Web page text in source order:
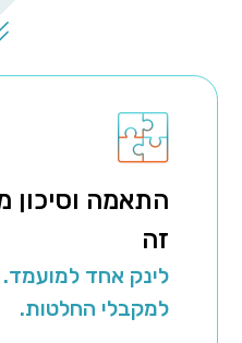
התאמה וסיכון
זה
לינק אחד
למקבלי החלטות.